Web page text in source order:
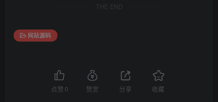
THE END
网站源码
点赞 0 赞赏 分享 收藏